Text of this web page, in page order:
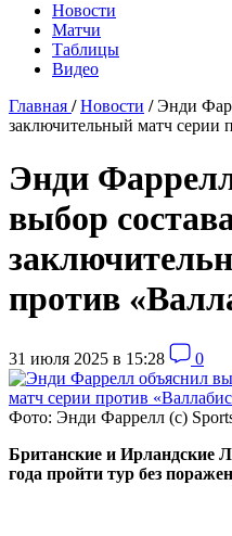
Новости
Матчи
Таблицы
Видео
Главная / Новости / Энди
заключительный матч серии
Энди
выбор
против
31 июля 2025 в 15:28 0
Фото: Энди Фаррелл (с)
Британские и Ирландские
года пройти тур без